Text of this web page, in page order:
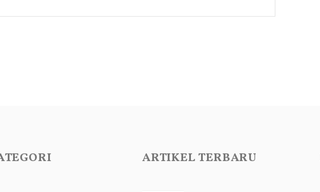
ARTIKEL TERBARU